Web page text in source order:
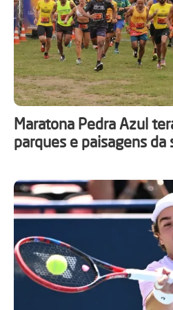
Maratona Pedra Azul
parques e paisagens da